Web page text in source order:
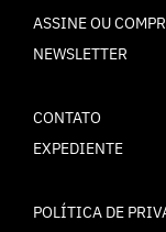
ASSINE OU
NEWSLETTER
CONTATO
EXPEDIENTE
POLÍTICA DE